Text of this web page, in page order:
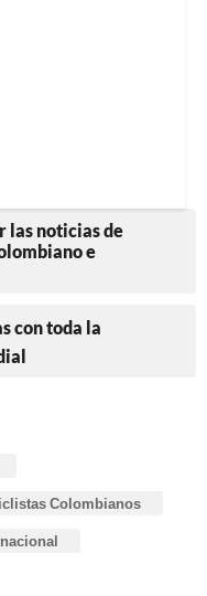
las noticias de
e
con toda la
Colombianos